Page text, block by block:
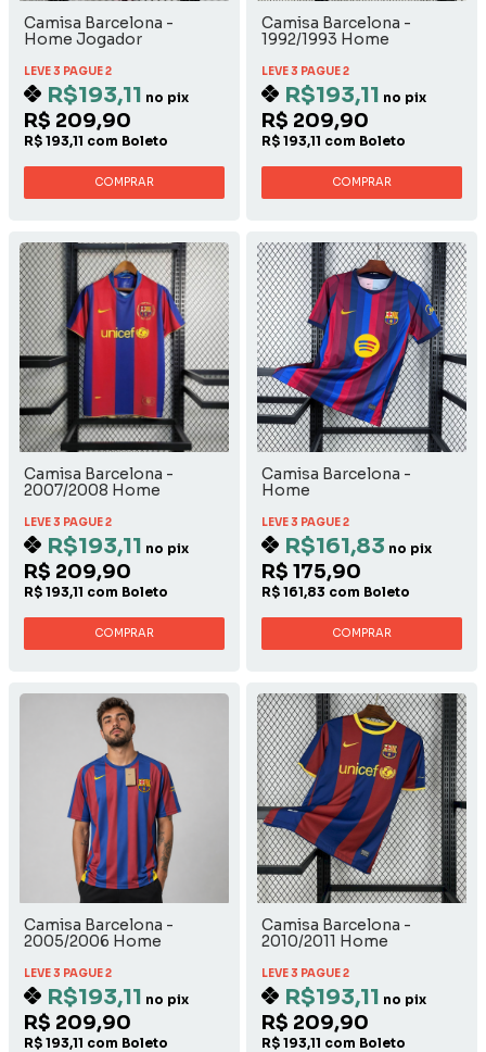
Camisa Barcelona -
Home Jogador
LEVE 3 PAGUE 2
R$193,11 no pix
R$ 209,90
R$ 193,11 com Boleto
COMPRAR
Camisa Barcelona -
1992/1993 Home
LEVE 3 PAGUE 2
R$193,11 no pix
R$ 209,90
R$ 193,11 com Boleto
COMPRAR
Camisa Barcelona -
2007/2008 Home
LEVE 3 PAGUE 2
R$193,11 no pix
R$ 209,90
R$ 193,11 com Boleto
COMPRAR
Camisa Barcelona -
Home
LEVE 3 PAGUE 2
R$161,83 no pix
R$ 175,90
R$ 161,83 com Boleto
COMPRAR
Camisa Barcelona -
2005/2006 Home
LEVE 3 PAGUE 2
R$193,11 no pix
R$ 209,90
R$ 193,11 com Boleto
Camisa Barcelona -
2010/2011 Home
LEVE 3 PAGUE 2
R$193,11 no pix
R$ 209,90
R$ 193,11 com Boleto